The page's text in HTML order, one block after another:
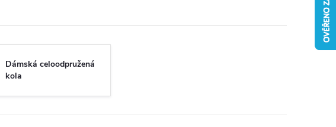
Dámská celoodpružená
kola